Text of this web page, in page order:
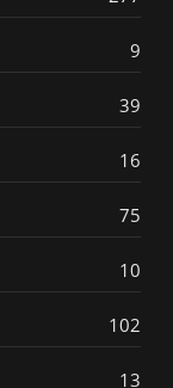
9
39
16
75
10
102
13